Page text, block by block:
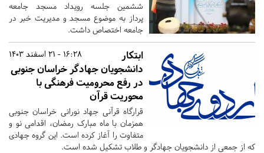
ششمین جلسه رویداد مسجد جامعه
پرداز به موضوع مسجد و مدیریت خبر در
جامعه اختصاص داشت.
16:28 - 21 اسفند 1403
ابتکار
دانشجویان جهادگر خراسان جنوبی
در رفع محرومیت فرهنگی با
محوریت قرآن
قرارگاه قرآنی جهاد نورانی خراسان جنوبی
همزمان با ماه مبارک رمضان، اقدامی نو و
متفاوت را آغاز کرده است. این گروه جهادی
که از جمعی از دانشجویان جهادگر و طلاب تشکیل شده است.